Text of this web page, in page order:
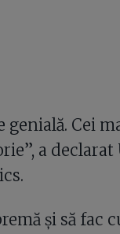
Cei
a declarat
și să fac